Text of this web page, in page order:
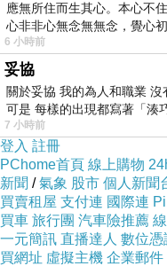
使得許多出身貧苦
技能；
他們長大後有了機
也創造了國家的經
教育普及雖成全了
但也讓整個教育體
說穿了，不少系所
許多立意良善的政
以績效掛帥的評估
力，
應無所住而生其心。本心不
心非非心無念無無念，覺心
6 小時前
妥協
關於妥協 我的為人和職業
可是 每樣的出現都寫著「湊
7 小時前
登入 註冊
PChome首頁 線上購物
新聞 /氣象 股市 個人新聞
買賣租屋 支付連 國際連
買車 旅行團 汽車險推薦
一元簡訊 直播達人 數位憑
買網址 虛擬主機 企業郵件